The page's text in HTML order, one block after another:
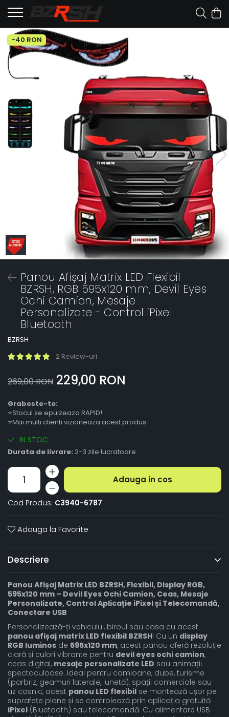
-40 RON
Panou Afișaj Matrix LED Flexibil
BZRSH, RGB 595x120 mm, Devil Eyes
Ochi Camion, Mesaje
Personalizate - Control iPixel
Bluetooth
BZRSH
2 Review-uri
269,00 RON 229,00 RON
Grabeste-te:
⭐Stocul se epuizeaza RAPID!
⭐Mai multi clienti vizioneaza acest produs
IN STOC
Durata de livrare: 2-3 zile lucratoare
Adauga in cos
Cod Produs: C3940-6787
Adauga la Favorite
Descriere
Panou Afișaj Matrix LED BZRSH, Flexibil, Display RGB,
595x120 mm – Devil Eyes Ochi Camion, Ceas, Mesaje
Personalizate, Control Aplicație iPixel și Telecomandă,
Conectare USB
Personalizează-ți vehiculul, biroul sau casa cu acest
panou afișaj matrix LED flexibil BZRSH! Cu un display
RGB luminos de 595x120 mm, acest panou oferă rezoluție
clară și culori vibrante pentru devil eyes ochi camion,
ceas digital, mesaje personalizate LED sau animații
spectaculoase. Ideal pentru camioane, dube, turisme
(parbriz, geamuri laterale, lunetă), spații comerciale sau
uz casnic, acest panou LED flexibil se montează ușor pe
suprafețe plane și se controlează prin aplicația gratuită
iPixel (Bluetooth) sau telecomandă. Cu alimentare USB